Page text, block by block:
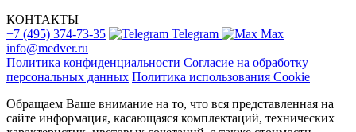
КОНТАКТЫ
+7 (495) 374-73-35
Telegram
Max
info@medver.ru
Политика конфиденциальности Согласие на обработку
персональных данных Политика использования Cookie
Обращаем Ваше внимание на то, что вся представленная на
сайте информация, касающаяся комплектаций, технических